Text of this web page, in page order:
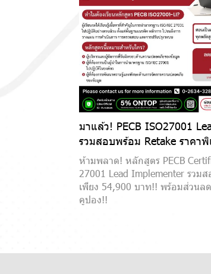
มาแล้ว! PECB ISO27001
รวมสอบพร้อม Retake ราคา
ห้ามพลาด! หลักสูตร PECB
27001 Lead Implementer รวม
เพียง 54,900 บาท!! พร้อมส่วนล
คูปอง!!